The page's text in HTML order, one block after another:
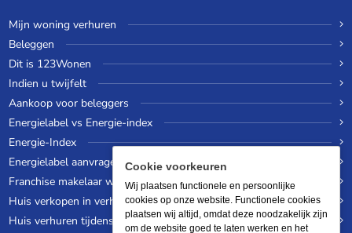
Mijn woning verhuren
Beleggen
Dit is 123Wonen
Indien u twijfelt
Aankoop voor beleggers
Energielabel vs Energie-index
Energie-Index
Energielabel aanvragen
Franchise makelaar worden
Huis verkopen in verhuurde staat
Huis verhuren tijdens een wereldreis
Cookie voorkeuren
Wij plaatsen functionele en persoonlijke
cookies op onze website. Functionele cookies
plaatsen wij altijd, omdat deze noodzakelijk zijn
om de website goed te laten werken en het